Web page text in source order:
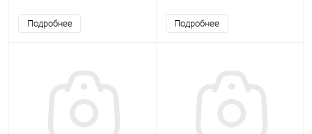
Подробнее Подробнее